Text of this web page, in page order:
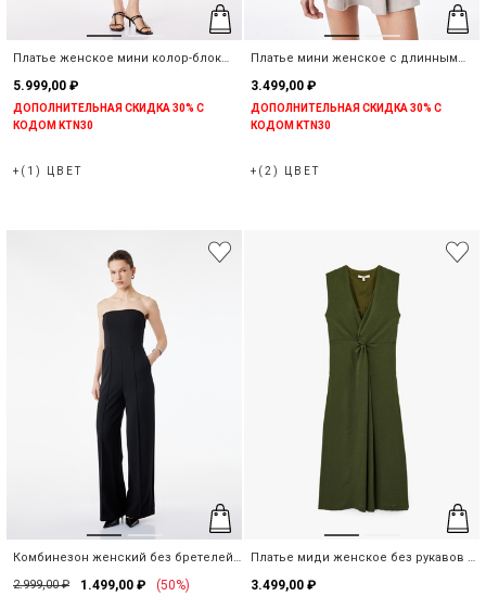
Платье женское мини колор-блок
подолом
5.999,00 ₽
ДОПОЛНИТЕЛЬНАЯ СКИДКА 30% С
КОДОМ KTN30
+(1) ЦВЕТ
Платье мини женское с длинным
3.499,00 ₽
ДОПОЛНИТЕЛЬНАЯ СКИДКА 30% С
КОДОМ KTN30
+(2) ЦВЕТ
Комбинезон женский без бретелей
2.999,00 ₽ 1.499,00 ₽ (50%)
Платье миди женское без рукавов с
3.499,00 ₽